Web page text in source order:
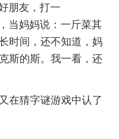
朋友，打一
当妈妈说：一斤菜其
时间，还不知道，妈
斯的斯。我一看，还
在猜字谜游戏中认了